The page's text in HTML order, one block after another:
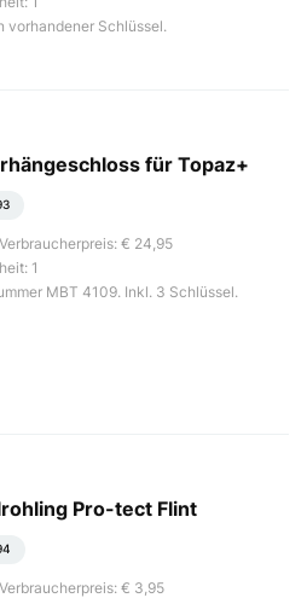
vorhandener Schlüssel.
für Topaz+
€ 24,95
1
MBT 4109. Inkl. 3 Schlüssel.
Pro-tect Flint
€ 3,95